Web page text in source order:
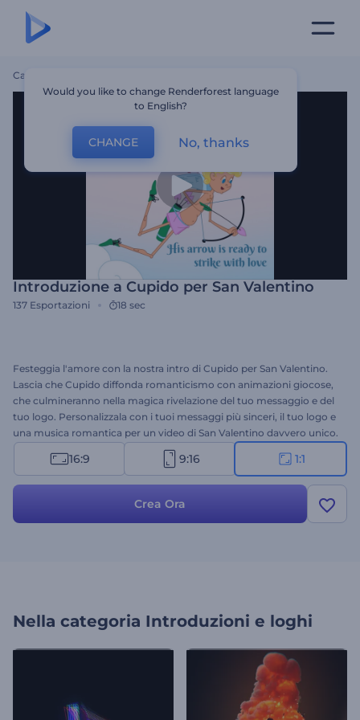
Casa
Introduzione a Cupido per San Valentino
137 Esportazioni 18 sec
Festeggia l'amore con la nostra intro di Cupido per San Valentino.
Lascia che Cupido diffonda romanticismo con animazioni giocose,
che culmineranno nella magica rivelazione del tuo messaggio e del
tuo logo. Personalizzala con i tuoi messaggi più sinceri, il tuo logo e
una musica romantica per un video di San Valentino davvero unico.
Che sia per uso personale o aziendale, questa intro è pensata per
diffondere amore, gioia e romanticismo al tuo pubblico. Crea ora e
16:9 9:16 1:1
Crea Ora
Nella categoria Introduzioni e loghi
Would you like to change Renderforest language
to English?
CHANGE No, thanks